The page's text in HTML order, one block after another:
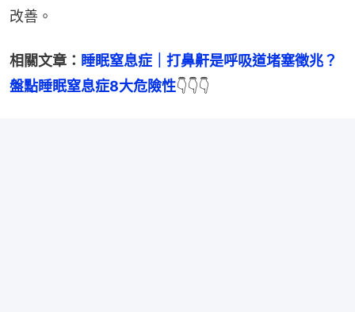
改善。
相關文章： 睡眠窒息症｜打鼻鼾是呼吸道堵塞徵兆？
盤點睡眠窒息症8大危險性👇👇👇